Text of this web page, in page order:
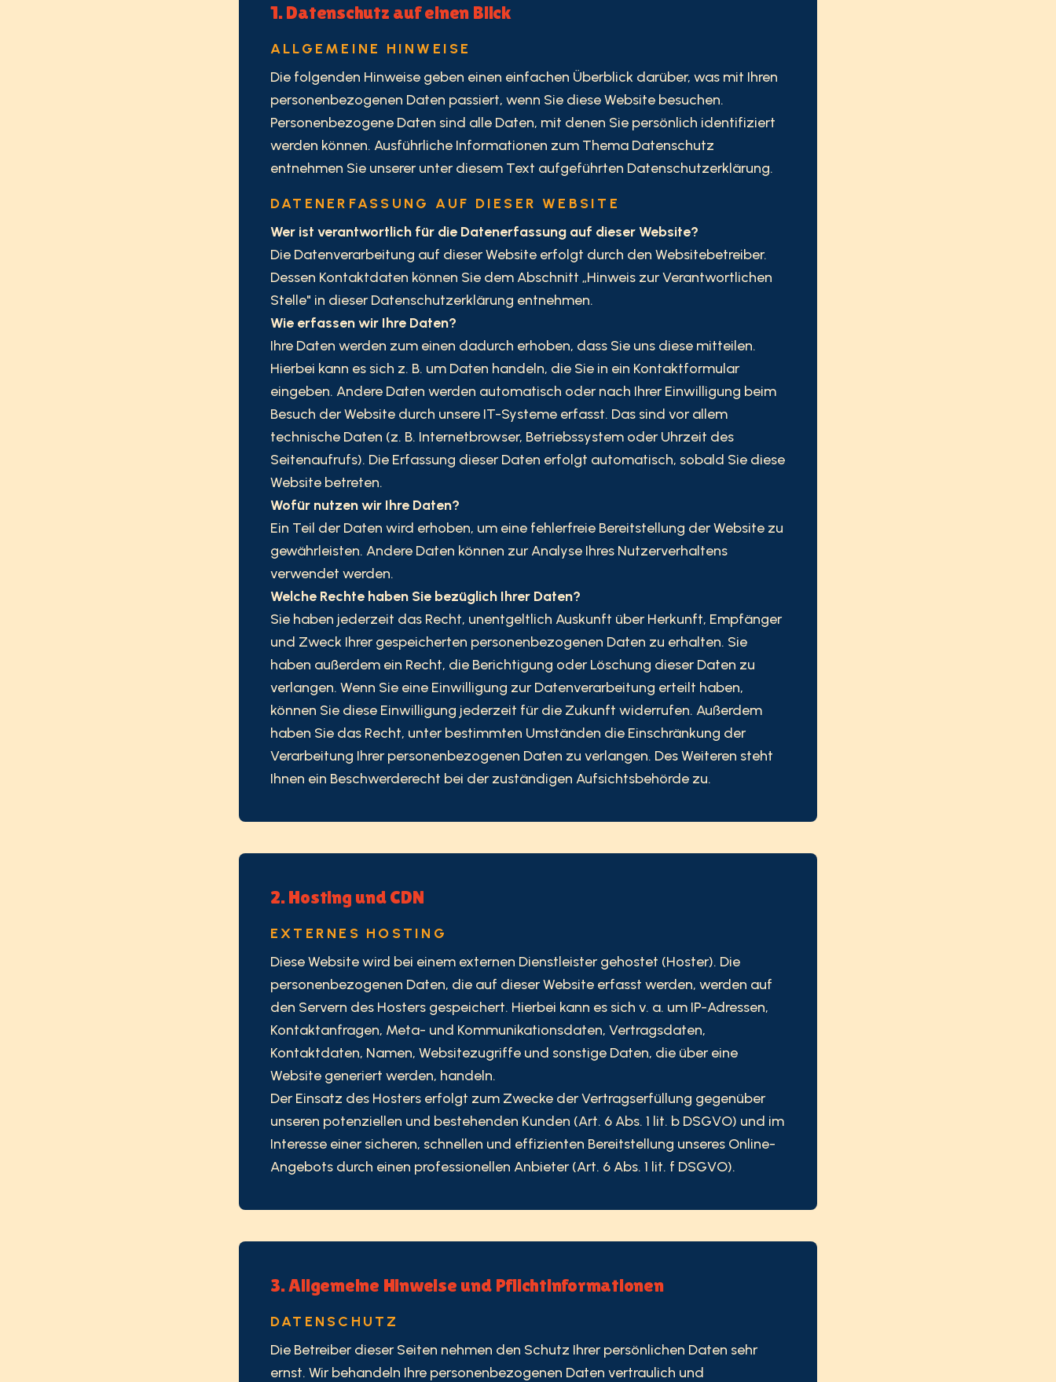
1. Datenschutz auf einen Blick
ALLGEMEINE HINWEISE
Die folgenden Hinweise geben einen einfachen Überblick darüber, was mit Ihren
personenbezogenen Daten passiert, wenn Sie diese Website besuchen.
Personenbezogene Daten sind alle Daten, mit denen Sie persönlich identifiziert
werden können. Ausführliche Informationen zum Thema Datenschutz
entnehmen Sie unserer unter diesem Text aufgeführten Datenschutzerklärung.
DATENERFASSUNG AUF DIESER WEBSITE
Wer ist verantwortlich für die Datenerfassung auf dieser Website?
Die Datenverarbeitung auf dieser Website erfolgt durch den Websitebetreiber.
Dessen Kontaktdaten können Sie dem Abschnitt „Hinweis zur Verantwortlichen
Stelle" in dieser Datenschutzerklärung entnehmen.
Wie erfassen wir Ihre Daten?
Ihre Daten werden zum einen dadurch erhoben, dass Sie uns diese mitteilen.
Hierbei kann es sich z. B. um Daten handeln, die Sie in ein Kontaktformular
eingeben. Andere Daten werden automatisch oder nach Ihrer Einwilligung beim
Besuch der Website durch unsere IT-Systeme erfasst. Das sind vor allem
technische Daten (z. B. Internetbrowser, Betriebssystem oder Uhrzeit des
Seitenaufrufs). Die Erfassung dieser Daten erfolgt automatisch, sobald Sie diese
Website betreten.
Wofür nutzen wir Ihre Daten?
Ein Teil der Daten wird erhoben, um eine fehlerfreie Bereitstellung der Website zu
gewährleisten. Andere Daten können zur Analyse Ihres Nutzerverhaltens
verwendet werden.
Welche Rechte haben Sie bezüglich Ihrer Daten?
Sie haben jederzeit das Recht, unentgeltlich Auskunft über Herkunft, Empfänger
und Zweck Ihrer gespeicherten personenbezogenen Daten zu erhalten. Sie
haben außerdem ein Recht, die Berichtigung oder Löschung dieser Daten zu
verlangen. Wenn Sie eine Einwilligung zur Datenverarbeitung erteilt haben,
können Sie diese Einwilligung jederzeit für die Zukunft widerrufen. Außerdem
haben Sie das Recht, unter bestimmten Umständen die Einschränkung der
Verarbeitung Ihrer personenbezogenen Daten zu verlangen. Des Weiteren steht
Ihnen ein Beschwerderecht bei der zuständigen Aufsichtsbehörde zu.
2. Hosting und CDN
EXTERNES HOSTING
Diese Website wird bei einem externen Dienstleister gehostet (Hoster). Die
personenbezogenen Daten, die auf dieser Website erfasst werden, werden auf
den Servern des Hosters gespeichert. Hierbei kann es sich v. a. um IP-Adressen,
Kontaktanfragen, Meta- und Kommunikationsdaten, Vertragsdaten,
Kontaktdaten, Namen, Websitezugriffe und sonstige Daten, die über eine
Website generiert werden, handeln.
Der Einsatz des Hosters erfolgt zum Zwecke der Vertragserfüllung gegenüber
unseren potenziellen und bestehenden Kunden (Art. 6 Abs. 1 lit. b DSGVO) und im
Interesse einer sicheren, schnellen und effizienten Bereitstellung unseres Online-
Angebots durch einen professionellen Anbieter (Art. 6 Abs. 1 lit. f DSGVO).
3. Allgemeine Hinweise und Pflichtinformationen
DATENSCHUTZ
Die Betreiber dieser Seiten nehmen den Schutz Ihrer persönlichen Daten sehr
ernst. Wir behandeln Ihre personenbezogenen Daten vertraulich und